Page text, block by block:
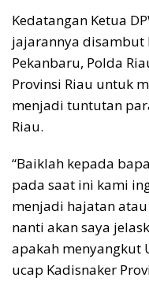
Kedatangan Ketua
jajarannya disambut
Pekanbaru, Polda
Provinsi Riau untuk
menjadi tuntutan
Riau.
“Baiklah kepada
pada saat ini kami
menjadi hajatan
nanti akan saya
apakah menyangkut
ucap Kadisnaker